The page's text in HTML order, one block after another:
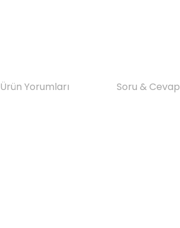
Ürün Yorumları Soru & Cevap